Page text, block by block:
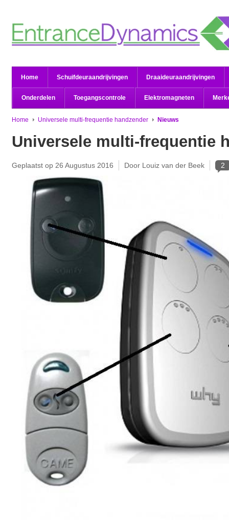
Home Schuifdeuraandrijvingen Draaideuraandrijvingen
Onderdelen Toegangscontrole Elektromagneten
Home Universele multi-frequentie handzender Nieuws
Universele multi-frequentie
Geplaatst op 26 Augustus 2016 Door Louiz van der Beek 2